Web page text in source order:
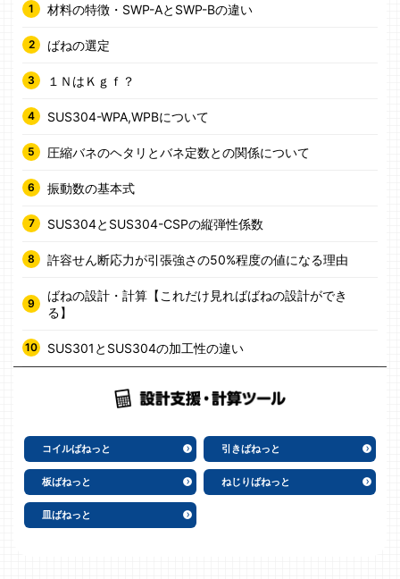
材料の特徴・SWP-AとSWP-Bの違い
ばねの選定
１ＮはＫｇｆ？
SUS304-WPA,WPBについて
圧縮バネのヘタリとバネ定数との関係について
振動数の基本式
SUS304とSUS304-CSPの縦弾性係数
許容せん断応力が引張強さの50%程度の値になる理由
ばねの設計・計算【これだけ見ればばねの設計ができ
る】
SUS301とSUS304の加工性の違い
コイルばねっと 引きばねっと
板ばねっと ねじりばねっと
皿ばねっと